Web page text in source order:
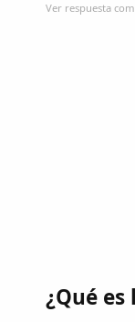
Ver respuesta
¿Qué